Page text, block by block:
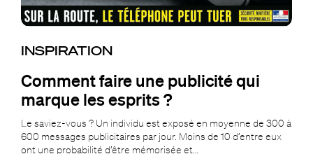
INSPIRATION
Comment faire une publicité qui
marque les esprits ?
Le saviez-vous ? Un individu est exposé en moyenne de 300 à
600 messages publicitaires par jour. Moins de 10 d’entre eux
ont une probabilité d’être mémorisée et…